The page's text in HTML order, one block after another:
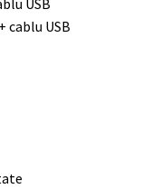
USB
cablu USB